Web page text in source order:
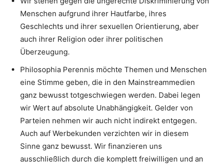
Menschen aufgrund ihrer Hautfarbe, ihres
Geschlechts und ihrer sexuellen Orientierung, aber
auch ihrer Religion oder ihrer politischen
Überzeugung.
Philosophia Perennis möchte Themen und Menschen
eine Stimme geben, die in den Mainstreammedien
ganz bewusst totgeschwiegen werden. Dabei legen
wir Wert auf absolute Unabhängigkeit. Gelder von
Parteien nehmen wir auch nicht indirekt entgegen.
Auch auf Werbekunden verzichten wir in diesem
Sinne ganz bewusst. Wir finanzieren uns
ausschließlich durch die komplett freiwilligen und an